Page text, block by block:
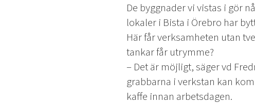
De byggnader vi vistas i gör
lokaler i Bista i Örebro har
Här får verksamheten utan
tankar får utrymme?
– Det är möjligt, säger vd
grabbarna i verkstan kan
kaffe innan arbetsdagen.